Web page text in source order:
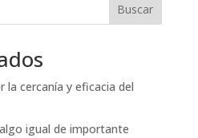
Buscar
la cercanía y eficacia del
igual de importante